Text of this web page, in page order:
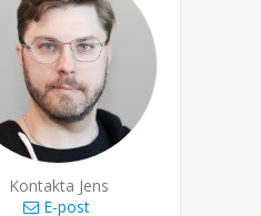
Kontakta Jens
E-post